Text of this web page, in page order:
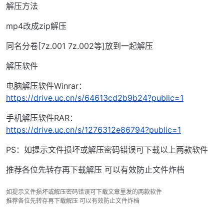
解压方法
mp4改成zip解压
同名分卷[7z.001 7z.002等]放到一起解压
解压软件
电脑解压软件Winrar：
https://drive.uc.cn/s/64613cd2b9b24?public=1
手机解压软件RAR：
https://drive.uc.cn/s/1276312e86794?public=1
PS：如提示文件损坏或解压密码错误可下载以上两款软件
推荐各位先转存再下载解压 可以有效防止文件炸档
如提示文件损坏或解压密码错误可下载文章里发的两款软件
推荐各位先转存再下载解压 可以有效防止文件炸档